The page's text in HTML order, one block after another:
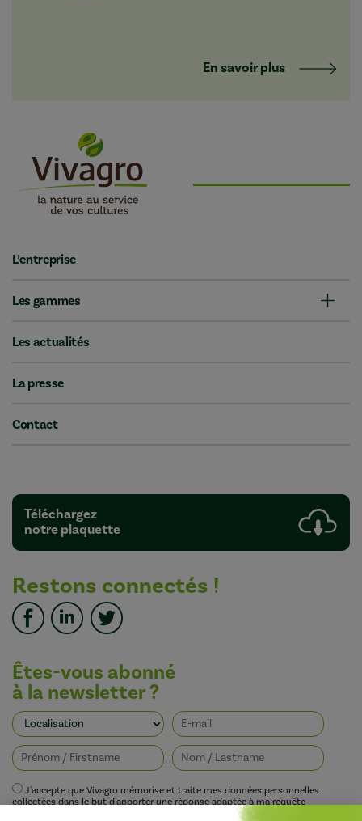
En savoir plus
L’entreprise
Les gammes
Les actualités
La presse
Contact
Téléchargez
notre plaquette
Restons connectés !
Êtes-vous abonné
à la newsletter ?
J'accepte que Vivagro mémorise et traite mes données personnelles
collectées dans le but d'apporter une réponse adaptée à ma requête
conformément à la politique de protection de la vie privée de Vivagro.